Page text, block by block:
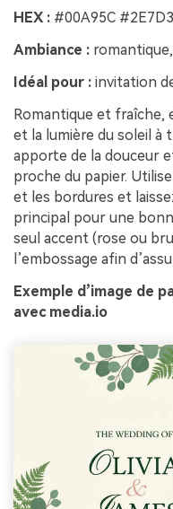
HEX : #00A95C
Ambiance :
Idéal pour : invitation
Romantique et fraîche,
et la lumière du soleil à
apporte de la douceur
proche du papier.
et les bordures et
principal pour une
seul accent (rose ou
l’embossage afin
Exemple d’image de
avec media.io